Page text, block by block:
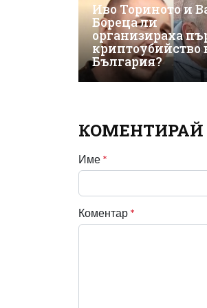
Иво Ториното и
Бореца ли
организираха
криптоубийство
България?
КОМЕНТИРАЙ
Име *
Коментар *